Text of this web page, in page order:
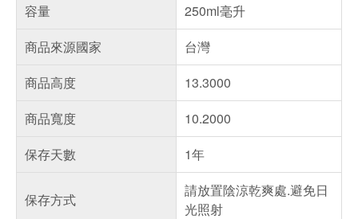
容量
250ml毫升
商品來源國家
台灣
商品高度
13.3000
商品寬度
10.2000
保存天數
1年
保存方式
請放置陰涼乾爽處.避免日
光照射